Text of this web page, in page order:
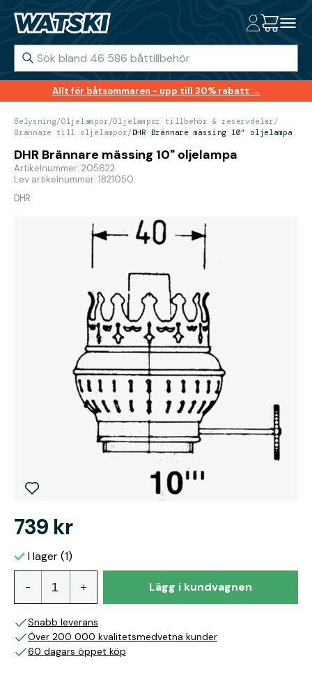
Allt för båtsommaren - upp till 30% rabatt →
Belysning/Oljelampor/Oljelampor tillbehör & reservdelar/
Brännare till oljelampor/DHR Brännare mässing 10" oljelampa
DHR Brännare mässing 10" oljelampa
Artikelnummer: 205622
Lev artikelnummer: 1821050
DHR
739 kr
I lager (1)
Lägg i kundvagnen
Snabb leverans
Över 200 000 kvalitetsmedvetna kunder
60 dagars öppet köp